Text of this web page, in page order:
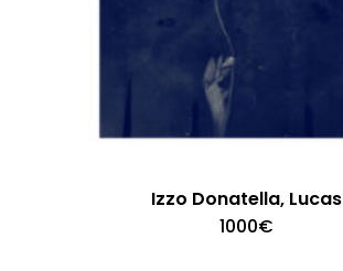
Izzo Donatella, Lucas
1000€